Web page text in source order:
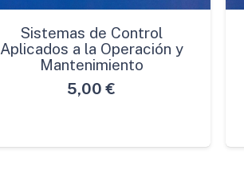
Sistemas de Control
Aplicados a la Operación y
Mantenimiento
5,00 €